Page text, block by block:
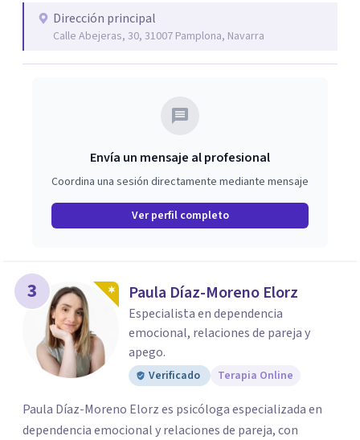
Dirección principal
Calle Abejeras, 30, 31007 Pamplona, Navarra
Envía un mensaje al profesional
Coordina una sesión directamente mediante mensaje
Ver perfil completo
3 Paula Díaz-Moreno Elorz
Especialista en dependencia
emocional, relaciones de pareja y
apego.
Verificado Terapia Online
Paula Díaz-Moreno Elorz es psicóloga especializada en
dependencia emocional y relaciones de pareja, con